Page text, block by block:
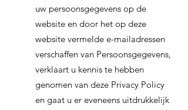
uw persoonsgegevens op de
website en door het op deze
website vermelde e-mailadressen
verschaffen van Persoonsgegevens,
verklaart u kennis te hebben
genomen van deze Privacy Policy
en gaat u er eveneens uitdrukkelijk